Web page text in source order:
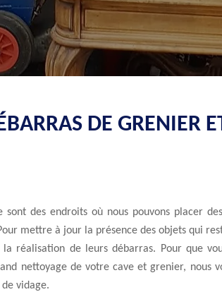
DE GRENIER
des endroits où nous pouvons placer
mettre à jour la présence des objets qui
réalisation de leurs débarras. Pour que
nettoyage de votre cave et grenier, nous
vidage.